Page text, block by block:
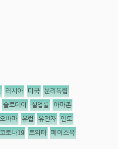
러시아 미국 분리독립
슬로데이 실업률 아마존
오바마 유럽 유전자 인도
코로나19 트위터 페이스북